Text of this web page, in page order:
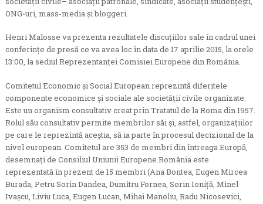
ONG-uri, mass-media și bloggeri.
Henri Malosse va prezenta rezultatele discuțiilor sale în cadrul unei
conferințe de presă ce va avea loc în data de 17 aprilie 2015, la orele
13:00, la sediul Reprezentanței Comisiei Europene din România.
Comitetul Economic și Social European reprezintă diferitele
componente economice și sociale ale societății civile organizate.
Este un organism consultativ creat prin Tratatul de la Roma din 1957.
Rolul său consultativ permite membrilor săi și, astfel, organizațiilor
pe care le reprezintă aceștia, să ia parte în procesul decizional de la
nivel european. Comitetul are 353 de membri din întreaga Europă,
desemnați de Consiliul Uniunii Europene.România este
reprezentată în prezent de 15 membri (Ana Bontea, Eugen Mircea
Burada, Petru Sorin Dandea, Dumitru Fornea, Sorin Ioniță, Minel
Ivașcu, Liviu Luca, Eugen Lucan, Mihai Manoliu, Radu Nicosevici,